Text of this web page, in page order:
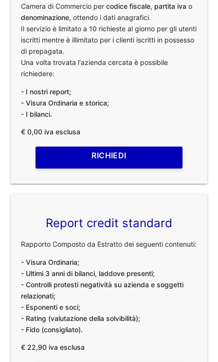
Camera di Commercio percodice fiscale, partita iva o
denominazione, ottendo i dati anagrafici.
Il servizio è limitato a 10 richieste al giorno per gli utenti
iscritti mentre è illimitato per i clienti iscritti in possesso
di prepagata.
Una volta trovata l'azienda cercata è possibile
richiedere:
- I nostri report;
- Visura Ordinaria e storica;
- I bilanci.
€ 0,00 iva esclusa
RICHIEDI
Report credit standard
Rapporto Composto da Estratto dei seguenti contenuti:
- Visura Ordinaria;
- Ultimi 3 anni di bilanci, laddove presenti;
- Controlli protesti negatività su azienda e soggetti
relazionati;
- Esponenti e soci;
- Rating (valutazione della solvibilità);
- Fido (consigliato).
€ 22,90 iva esclusa